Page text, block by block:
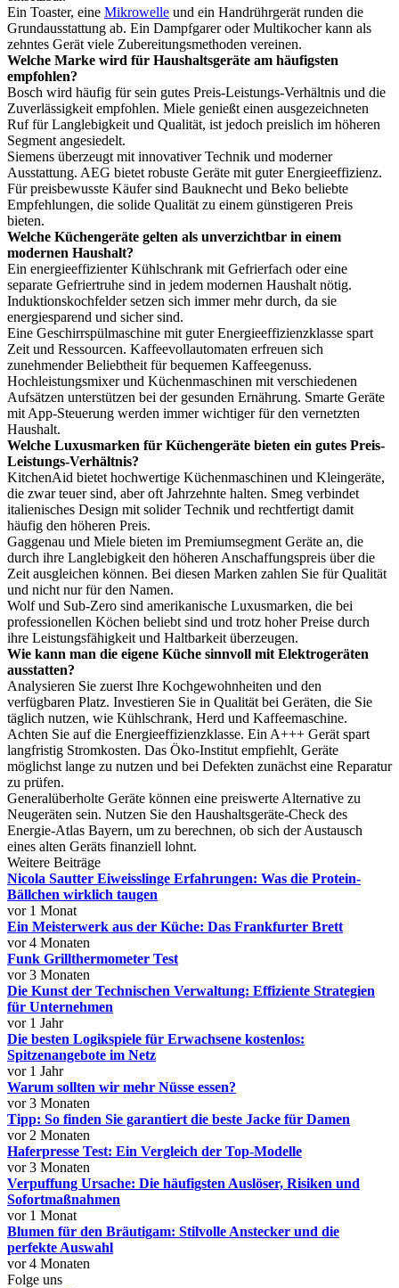
Ein Toaster, eine Mikrowelle und ein Handrührgerät runden die
Grundausstattung ab. Ein Dampfgarer oder Multikocher kann als
zehntes Gerät viele Zubereitungsmethoden vereinen.
Welche Marke wird für Haushaltsgeräte am häufigsten
empfohlen?
Bosch wird häufig für sein gutes Preis-Leistungs-Verhältnis und die
Zuverlässigkeit empfohlen. Miele genießt einen ausgezeichneten
Ruf für Langlebigkeit und Qualität, ist jedoch preislich im höheren
Segment angesiedelt.
Siemens überzeugt mit innovativer Technik und moderner
Ausstattung. AEG bietet robuste Geräte mit guter Energieeffizienz.
Für preisbewusste Käufer sind Bauknecht und Beko beliebte
Empfehlungen, die solide Qualität zu einem günstigeren Preis
bieten.
Welche Küchengeräte gelten als unverzichtbar in einem
modernen Haushalt?
Ein energieeffizienter Kühlschrank mit Gefrierfach oder eine
separate Gefriertruhe sind in jedem modernen Haushalt nötig.
Induktionskochfelder setzen sich immer mehr durch, da sie
energiesparend und sicher sind.
Eine Geschirrspülmaschine mit guter Energieeffizienzklasse spart
Zeit und Ressourcen. Kaffeevollautomaten erfreuen sich
zunehmender Beliebtheit für bequemen Kaffeegenuss.
Hochleistungsmixer und Küchenmaschinen mit verschiedenen
Aufsätzen unterstützen bei der gesunden Ernährung. Smarte Geräte
mit App-Steuerung werden immer wichtiger für den vernetzten
Haushalt.
Welche Luxusmarken für Küchengeräte bieten ein gutes Preis-
Leistungs-Verhältnis?
KitchenAid bietet hochwertige Küchenmaschinen und Kleingeräte,
die zwar teuer sind, aber oft Jahrzehnte halten. Smeg verbindet
italienisches Design mit solider Technik und rechtfertigt damit
häufig den höheren Preis.
Gaggenau und Miele bieten im Premiumsegment Geräte an, die
durch ihre Langlebigkeit den höheren Anschaffungspreis über die
Zeit ausgleichen können. Bei diesen Marken zahlen Sie für Qualität
und nicht nur für den Namen.
Wolf und Sub-Zero sind amerikanische Luxusmarken, die bei
professionellen Köchen beliebt sind und trotz hoher Preise durch
ihre Leistungsfähigkeit und Haltbarkeit überzeugen.
Wie kann man die eigene Küche sinnvoll mit Elektrogeräten
ausstatten?
Analysieren Sie zuerst Ihre Kochgewohnheiten und den
verfügbaren Platz. Investieren Sie in Qualität bei Geräten, die Sie
täglich nutzen, wie Kühlschrank, Herd und Kaffeemaschine.
Achten Sie auf die Energieeffizienzklasse. Ein A+++ Gerät spart
langfristig Stromkosten. Das Öko-Institut empfiehlt, Geräte
möglichst lange zu nutzen und bei Defekten zunächst eine Reparatur
zu prüfen.
Generalüberholte Geräte können eine preiswerte Alternative zu
Neugeräten sein. Nutzen Sie den Haushaltsgeräte-Check des
Energie-Atlas Bayern, um zu berechnen, ob sich der Austausch
eines alten Geräts finanziell lohnt.
Weitere Beiträge
Nicola Sautter Eiweisslinge Erfahrungen: Was die Protein-
Bällchen wirklich taugen
vor 1 Monat
Ein Meisterwerk aus der Küche: Das Frankfurter Brett
vor 4 Monaten
Funk Grillthermometer Test
vor 3 Monaten
Die Kunst der Technischen Verwaltung: Effiziente Strategien
für Unternehmen
vor 1 Jahr
Die besten Logikspiele für Erwachsene kostenlos:
Spitzenangebote im Netz
vor 1 Jahr
Warum sollten wir mehr Nüsse essen?
vor 3 Monaten
Tipp: So finden Sie garantiert die beste Jacke für Damen
vor 2 Monaten
Haferpresse Test: Ein Vergleich der Top-Modelle
vor 3 Monaten
Verpuffung Ursache: Die häufigsten Auslöser, Risiken und
Sofortmaßnahmen
vor 1 Monat
Blumen für den Bräutigam: Stilvolle Anstecker und die
perfekte Auswahl
vor 4 Monaten
Folge uns